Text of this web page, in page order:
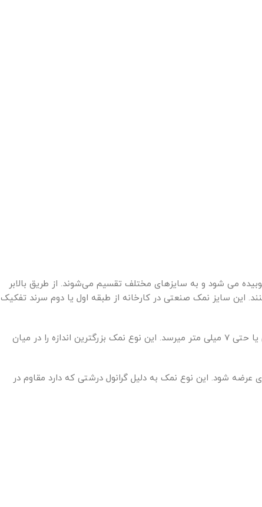
می شود و به سایزهای مختلف تقسیم می‌شوند. از طریق بالابر
این سایز نمک صنعتی در کارخانه از طبقه اول یا دوم سرند تفکیک
نمک شیلاتی صنعتی معمولاً از 8 مش یا 2.8 میلی متر درشت تر است. گاها تا 3 مش یا حتی 7 میلی متر میرسد. این نوع نمک بزرگترین اندازه را در میان
یک دستی یعنی از 8مش تا6مش تهیه و به مشتری عرضه شود. این نوع نمک به دلیل گرانول درشتی که دارد مقاوم در